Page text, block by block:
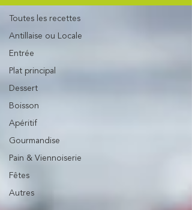
Toutes les recettes
Antillaise ou Locale
Entrée
Plat principal
Dessert
Boisson
Apéritif
Gourmandise
Pain & Viennoiserie
Fêtes
Autres